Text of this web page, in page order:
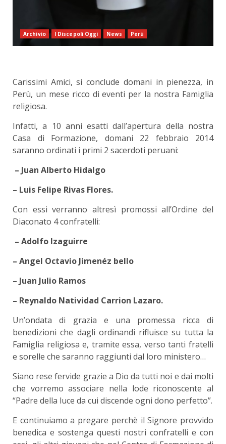
Archivio I Discepoli Oggi News Perù
Carissimi Amici, si conclude domani in pienezza, in
Perù, un mese ricco di eventi per la nostra Famiglia
religiosa.
Infatti, a 10 anni esatti dall’apertura della nostra
Casa di Formazione, domani 22 febbraio 2014
saranno ordinati i primi 2 sacerdoti peruani:
– Juan Alberto Hidalgo
– Luis Felipe Rivas Flores.
Con essi verranno altresì promossi all’Ordine del
Diaconato 4 confratelli:
– Adolfo Izaguirre
– Angel Octavio Jimenéz bello
– Juan Julio Ramos
– Reynaldo Natividad Carrion Lazaro.
Un’ondata di grazia e una promessa ricca di
benedizioni che dagli ordinandi rifluisce su tutta la
Famiglia religiosa e, tramite essa, verso tanti fratelli
e sorelle che saranno raggiunti dal loro ministero…
Siano rese fervide grazie a Dio da tutti noi e dai molti
che vorremo associare nella lode riconoscente al
“Padre della luce da cui discende ogni dono perfetto”.
E continuiamo a pregare perchè il Signore provvido
benedica e sostenga questi nostri confratelli e con